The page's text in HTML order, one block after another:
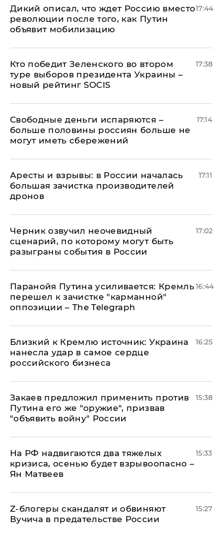
Дикий описал, что ждет Россию вместо
революции после того, как Путин
объявит мобилизацию
17:44
Кто победит Зеленского во втором
туре выборов президента Украины –
новый рейтинг SOCIS
17:38
Свободные деньги испаряются –
больше половины россиян больше не
могут иметь сбережений
17:14
Аресты и взрывы: в России началась
большая зачистка производителей
дронов
17:11
Черник озвучил неочевидный
сценарий, по которому могут быть
разыграны события в России
17:02
Паранойя Путина усиливается: Кремль
перешел к зачистке "карманной"
оппозиции – The Telegraph
16:44
Близкий к Кремлю источник: Украина
нанесла удар в самое сердце
российского бизнеса
16:25
Закаев предложил применить против
Путина его же "оружие", призвав
"объявить войну" России
15:38
На РФ надвигаются два тяжелых
кризиса, осенью будет взрывоопасно –
Ян Матвеев
15:33
Z-блогеры скандалят и обвиняют
Вучича в предательстве России
15:27